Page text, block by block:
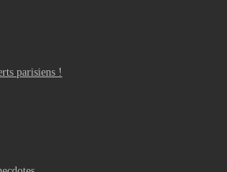
parisiens !